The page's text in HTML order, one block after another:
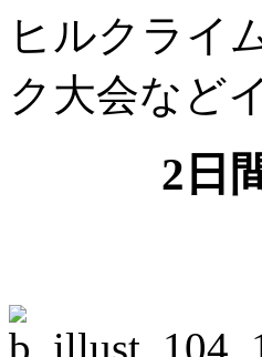
ヒルクライ
ク大会など
2日